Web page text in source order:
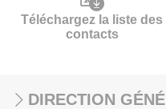
Téléchargez la liste des
contacts
DIRECTION